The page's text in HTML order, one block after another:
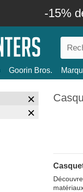
-15%
Goorin Bros.